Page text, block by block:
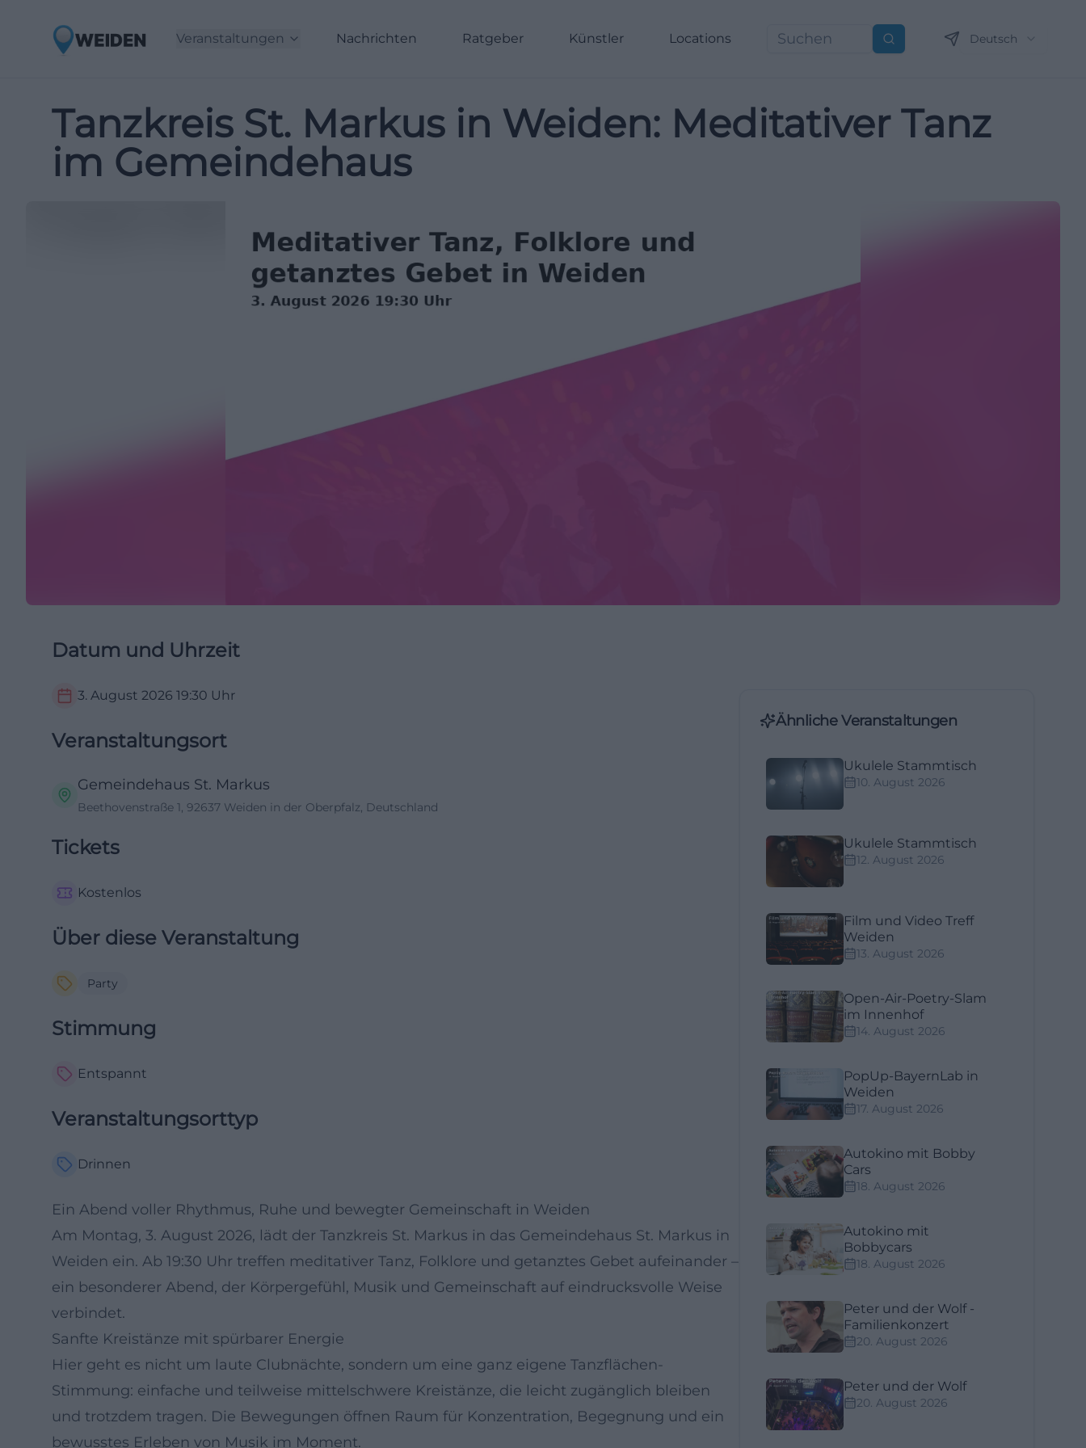
Veranstaltungen Nachrichten Ratgeber Künstler Locations Suchen Deutsch
Tanzkreis St. Markus in Weiden: Meditativer Tanz
im Gemeindehaus
Datum und Uhrzeit
3. August 2026 19:30 Uhr
Veranstaltungsort
Gemeindehaus St. Markus
Beethovenstraße 1, 92637 Weiden in der Oberpfalz, Deutschland
Tickets
Kostenlos
Über diese Veranstaltung
Party
Stimmung
Entspannt
Veranstaltungsorttyp
Drinnen
Ein Abend voller Rhythmus, Ruhe und bewegter Gemeinschaft in Weiden
Am Montag, 3. August 2026, lädt der Tanzkreis St. Markus in das Gemeindehaus St. Markus in
Weiden ein. Ab 19:30 Uhr treffen meditativer Tanz, Folklore und getanztes Gebet aufeinander –
ein besonderer Abend, der Körpergefühl, Musik und Gemeinschaft auf eindrucksvolle Weise
verbindet.
Sanfte Kreistänze mit spürbarer Energie
Hier geht es nicht um laute Clubnächte, sondern um eine ganz eigene Tanzflächen-
Stimmung: einfache und teilweise mittelschwere Kreistänze, die leicht zugänglich bleiben
und trotzdem tragen. Die Bewegungen öffnen Raum für Konzentration, Begegnung und ein
bewusstes Erleben von Musik im Moment.
Ähnliche Veranstaltungen
Ukulele Stammtisch
10. August 2026
Ukulele Stammtisch
12. August 2026
Film und Video Treff
Weiden
13. August 2026
Open-Air-Poetry-Slam
im Innenhof
14. August 2026
PopUp-BayernLab in
Weiden
17. August 2026
Autokino mit Bobby
Cars
18. August 2026
Autokino mit
Bobbycars
18. August 2026
Peter und der Wolf -
Familienkonzert
20. August 2026
Peter und der Wolf
20. August 2026